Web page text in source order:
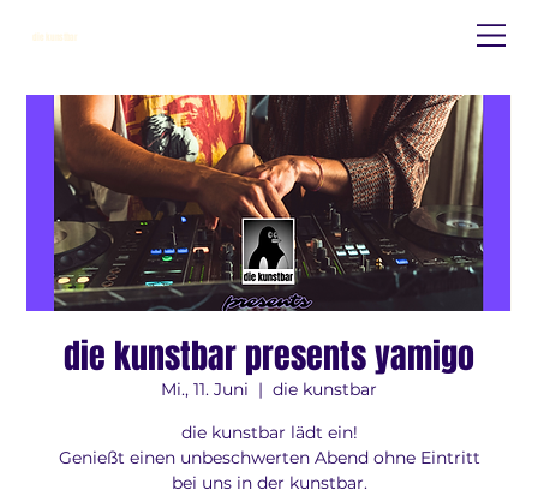
die kunstbar
die kunstbar presents yamigo
Mi., 11. Juni
  |
die kunstbar
die kunstbar lädt ein!
Genießt einen unbeschwerten Abend ohne Eintritt
bei uns in der kunstbar.